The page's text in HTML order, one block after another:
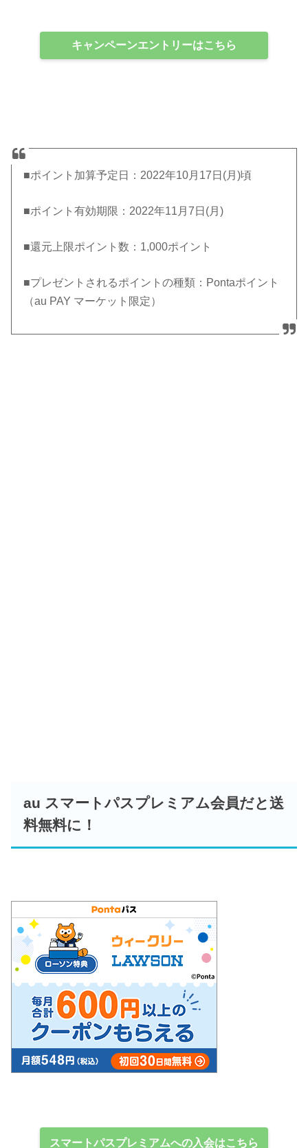
キャンペーンエントリーはこちら
■ポイント加算予定日：2022年10月17日(月)頃
■ポイント有効期限：2022年11月7日(月)
■還元上限ポイント数：1,000ポイント
■プレゼントされるポイントの種類：Pontaポイント
（au PAY マーケット限定）
au スマートパスプレミアム会員だと送
料無料に！
スマートパスプレミアムへの入会はこちら